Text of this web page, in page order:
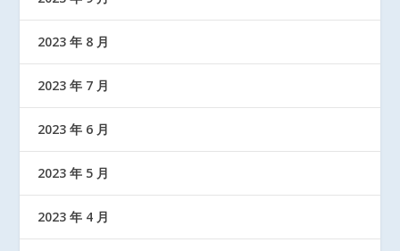
2023 年 8 月
2023 年 7 月
2023 年 6 月
2023 年 5 月
2023 年 4 月